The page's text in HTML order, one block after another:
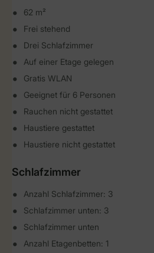
62 m²
Frei stehend
Drei Schlafzimmer
Auf einer Etage gelegen
Gratis WLAN
Geeignet für 6 Personen
Rauchen nicht gestattet
Haustiere gestattet
Haustiere nicht gestattet
Schlafzimmer
Anzahl Schlafzimmer: 3
Schlafzimmer unten: 3
Schlafzimmer unten
Anzahl Etagenbetten: 1